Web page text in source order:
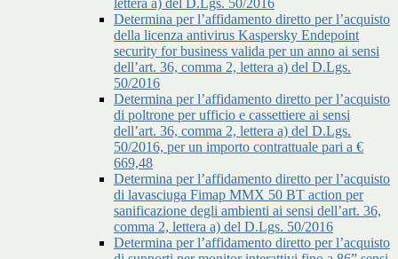
lettera a) del D.Lgs. 50/2016
Determina per l’affidamento diretto per l’acquisto
della licenza antivirus Kaspersky Endepoint
security for business valida per un anno ai sensi
dell’art. 36, comma 2, lettera a) del D.Lgs.
50/2016
Determina per l’affidamento diretto per l’acquisto
di poltrone per ufficio e cassettiere ai sensi
dell’art. 36, comma 2, lettera a) del D.Lgs.
50/2016, per un importo contrattuale pari a €
669,48
Determina per l’affidamento diretto per l’acquisto
di lavasciuga Fimap MMX 50 BT action per
sanificazione degli ambienti ai sensi dell’art. 36,
comma 2, lettera a) del D.Lgs. 50/2016
Determina per l’affidamento diretto per l’acquisto